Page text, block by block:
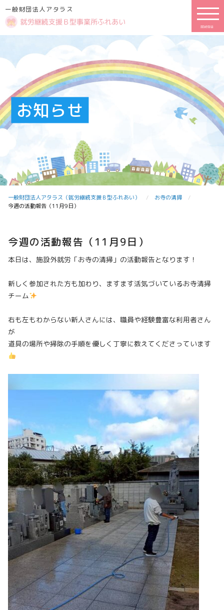
一般財団法人アタラス
お知らせ
一般財団法人アタラス（就労継続支援Ｂ型ふれあい）
お寺の清掃
今週の活動報告（11月9日）
今週の活動報告（11月9日）
本日は、施設外就労「お寺の清掃」の活動報告となります！
新しく参加された方も加わり、ますます活気づいているお寺清掃
チーム
右も左もわからない新人さんには、職員や経験豊富な利用者さん
が
道具の場所や掃除の手順を優しく丁寧に教えてくださっています